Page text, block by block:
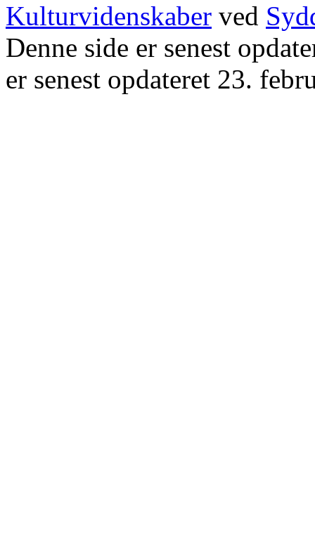
Kulturvidenskaber ved
Denne side er senest
er senest opdateret 23.